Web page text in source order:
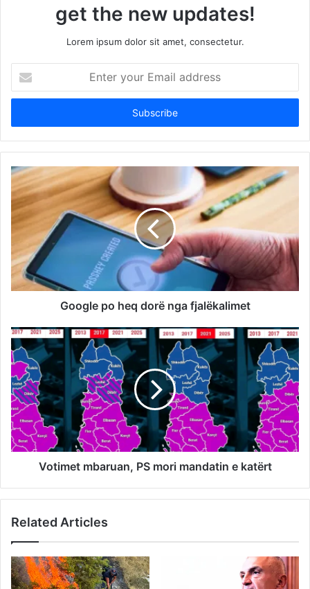
get the new updates!
Lorem ipsum dolor sit amet, consectetur.
your
Email
Google po heq dorë nga fjalëkalimet
Votimet mbaruan, PS mori mandatin e katërt
Related Articles